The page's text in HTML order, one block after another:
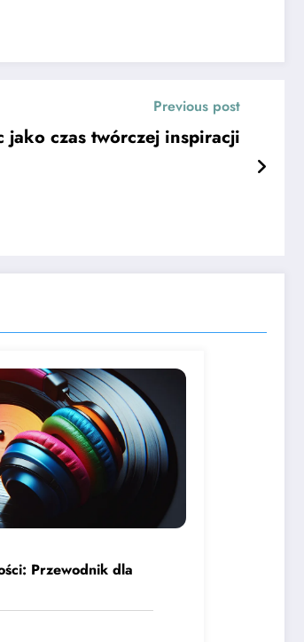
Previous post
jako czas twórczej inspiracji
Przewodnik dla